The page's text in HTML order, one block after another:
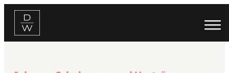
Zum
Inhalt
springen